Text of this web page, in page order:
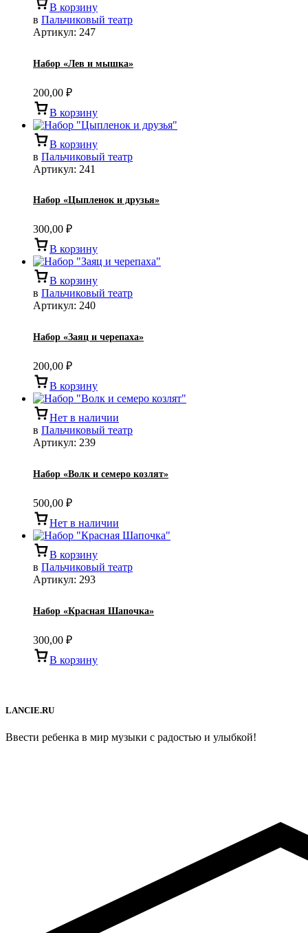
В корзину
в Пальчиковый театр
Артикул: 247
Набор «Лев и мышка»
200,00 ₽
В корзину
В корзину
в Пальчиковый театр
Артикул: 241
Набор «Цыпленок и друзья»
300,00 ₽
В корзину
В корзину
в Пальчиковый театр
Артикул: 240
Набор «Заяц и черепаха»
200,00 ₽
В корзину
Нет в наличии
в Пальчиковый театр
Артикул: 239
Набор «Волк и семеро козлят»
500,00 ₽
Нет в наличии
В корзину
в Пальчиковый театр
Артикул: 293
Набор «Красная Шапочка»
300,00 ₽
В корзину
LANCIE.RU
Ввести ребенка в мир музыки с радостью и улыбкой!